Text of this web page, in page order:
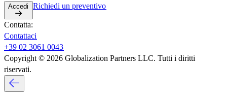
Accedi​​ Richiedi un preventivo​​
Contatta:​​
Contattaci​​
+39 02 3061 0043​​
Copyright © 2026 Globalization Partners LLC. Tutti i diritti
riservati.​​